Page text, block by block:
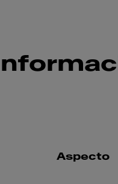
Aspecto